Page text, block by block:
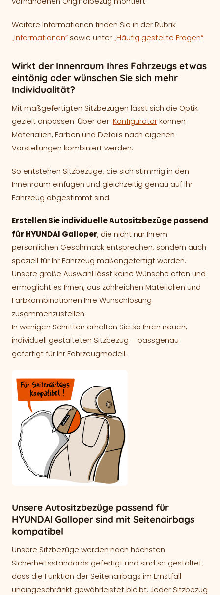
Weitere Informationen finden Sie in der Rubrik
„Informationen“ sowie unter„Häufig gestellte Fragen“.
Wirkt der Innenraum Ihres Fahrzeugs etwas
eintönig oder wünschen Sie sich mehr
Individualität?
Mit maßgefertigten Sitzbezügen lässt sich die Optik
gezielt anpassen. Über den Konfiguratorkönnen
Materialien, Farben und Details nach eigenen
Vorstellungen kombiniert werden.
So entstehen Sitzbezüge, die sich stimmig in den
Innenraum einfügen und gleichzeitig genau auf Ihr
Fahrzeug abgestimmt sind.
Erstellen Sie individuelle Autositzbezüge passend
für HYUNDAI Galloper, die nicht nur Ihrem
persönlichen Geschmack entsprechen, sondern auch
speziell für Ihr Fahrzeug maßangefertigt werden.
Unsere große Auswahl lässt keine Wünsche offen und
ermöglicht es Ihnen, aus zahlreichen Materialien und
Farbkombinationen Ihre Wunschlösung
zusammenzustellen.
In wenigen Schritten erhalten Sie so Ihren neuen,
individuell gestalteten Sitzbezug – passgenau
gefertigt für Ihr Fahrzeugmodell.
Unsere Autositzbezüge passend für
HYUNDAI Galloper sind mit Seitenairbags
kompatibel
Unsere Sitzbezüge werden nach höchsten
Sicherheitsstandards gefertigt und sind so gestaltet,
dass die Funktion der Seitenairbags im Ernstfall
uneingeschränkt gewährleistet bleibt. Jeder Sitzbezug